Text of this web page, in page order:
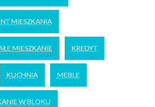
MIESZKANIA
MIESZKANIE KREDYT
KUCHNIA MEBLE
W BLOKU